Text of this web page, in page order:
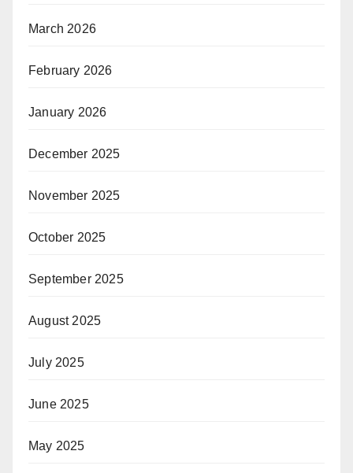
March 2026
February 2026
January 2026
December 2025
November 2025
October 2025
September 2025
August 2025
July 2025
June 2025
May 2025